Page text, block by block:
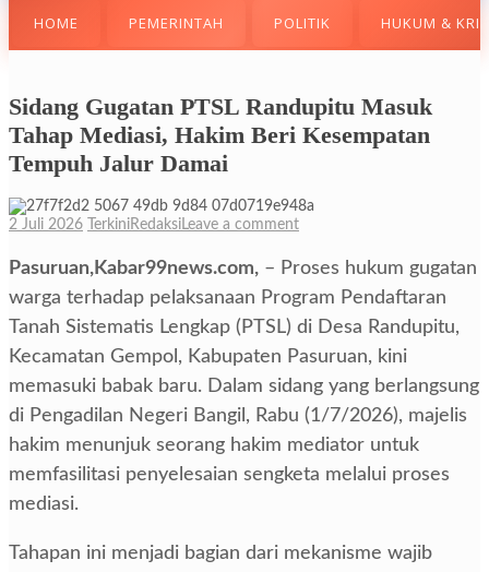
HOME PEMERINTAH POLITIK HUKUM &
Sidang Gugatan PTSL Randupitu Masuk
Tahap Mediasi, Hakim Beri Kesempatan
Tempuh Jalur Damai
2 Juli 2026 TerkiniRedaksiLeave a comment
Pasuruan,Kabar99news.com, – Proses hukum gugatan
warga terhadap pelaksanaan Program Pendaftaran
Tanah Sistematis Lengkap (PTSL) di Desa Randupitu,
Kecamatan Gempol, Kabupaten Pasuruan, kini
memasuki babak baru. Dalam sidang yang berlangsung
di Pengadilan Negeri Bangil, Rabu (1/7/2026), majelis
hakim menunjuk seorang hakim mediator untuk
memfasilitasi penyelesaian sengketa melalui proses
mediasi.
Tahapan ini menjadi bagian dari mekanisme wajib